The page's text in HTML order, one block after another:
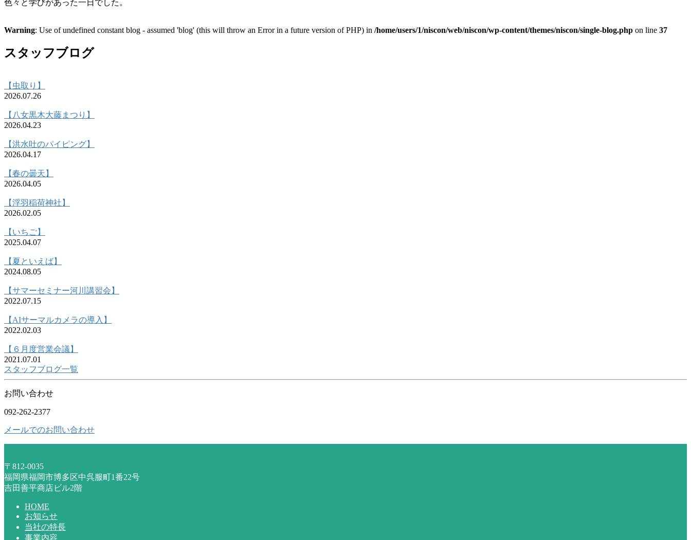
色々と学びがあった一日でした。
Warning: Use of undefined constant blog - assumed 'blog' (this will throw an Error in a future version of PHP) in /home/users/1/niscon/web/niscon/wp-content/themes/niscon/single-blog.php on line 37
スタッフブログ
【虫取り】
2026.07.26
【八女黒木大藤まつり】
2026.04.23
【洪水吐のパイピング】
2026.04.17
【春の曇天】
2026.04.05
【浮羽稲荷神社】
2026.02.05
【いちご】
2025.04.07
【夏といえば】
2024.08.05
【サマーセミナー河川講習会】
2022.07.15
【AIサーマルカメラの導入】
2022.02.03
【６月度営業会議】
2021.07.01
スタッフブログ一覧
お問い合わせ
092-262-2377
メールでのお問い合わせ
〒812-0035
福岡県福岡市博多区中呉服町1番22号
吉田善平商店ビル2階
HOME
お知らせ
当社の特長
事業内容